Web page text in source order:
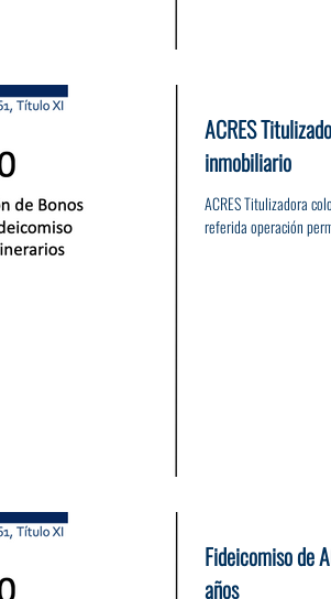
ACRES
inmobiliario
ACRES Titulizadora
referida operación
Fideicomiso de
años